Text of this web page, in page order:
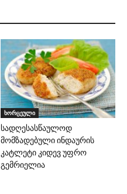
ხორცეული
სადღესასწაულოდ
მომზადებული ინდაურის
კატლეტი კიდევ უფრო
გემრიელია